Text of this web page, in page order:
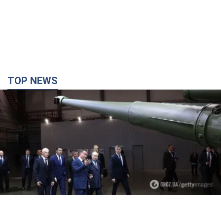
TOP NEWS